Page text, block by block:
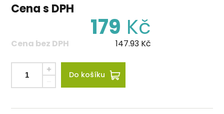
Cena s DPH
179 Kč
Cena bez DPH 147.93 Kč
Do košíku